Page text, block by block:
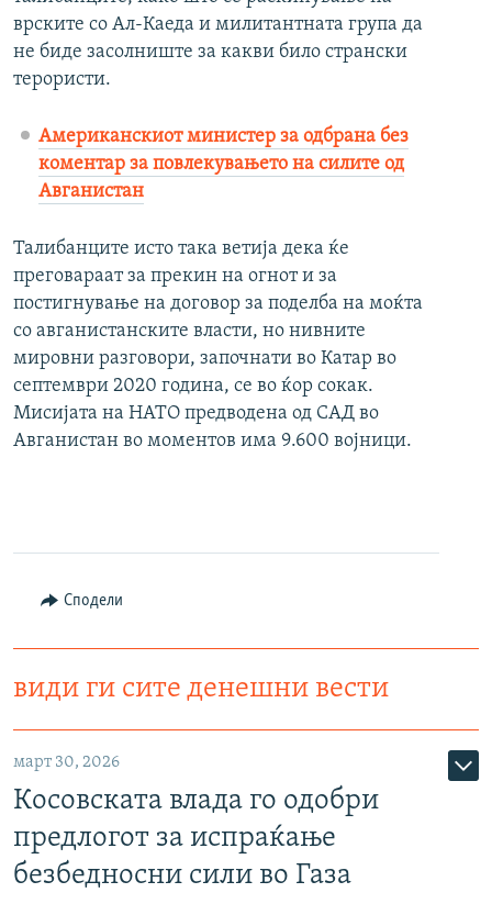
врските со Ал-Каеда и милитантната група да
не биде засолниште за какви било странски
терористи.
Американскиот министер за одбрана без
коментар за повлекувањето на силите од
Авганистан
Талибанците исто така ветија дека ќе
преговараат за прекин на огнот и за
постигнување на договор за поделба на моќта
со авганистанските власти, но нивните
мировни разговори, започнати во Катар во
септември 2020 година, се во ќор сокак.
Мисијата на НАТО предводена од САД во
Авганистан во моментов има 9.600 војници.
Сподели
види ги сите денешни вести
март 30, 2026
Косовската влада го одобри
предлогот за испраќање
безбедносни сили во Газа